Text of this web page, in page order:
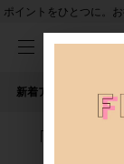
ポイントをひとつに。
新着アイテム 人
「